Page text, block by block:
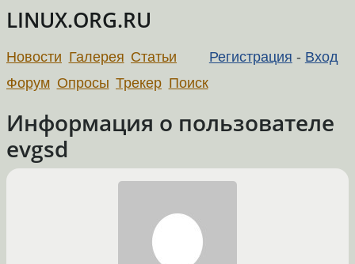
LINUX.ORG.RU
Регистрация - Вход
Новости Галерея Статьи
Форум Опросы Трекер Поиск
Информация о пользователе
evgsd